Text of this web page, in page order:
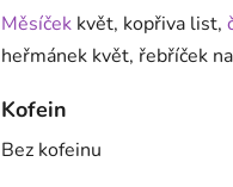
Měsíček květ, kopřiva list,
heřmánek květ, řebříček
Kofein
Bez kofeinu